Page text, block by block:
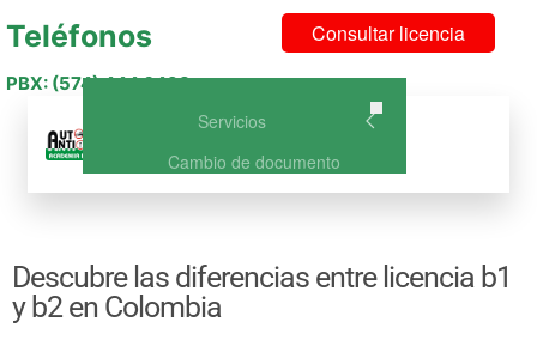
Teléfonos
PBX: (574) 444 6493
Consultar licencia
Servicios
Cambio de documento
Curso de Conducción Categoría
de conducción para Moto
Curso Licencia de Conducción
Descubre las diferencias entre licencia b1
y b2 en Colombia